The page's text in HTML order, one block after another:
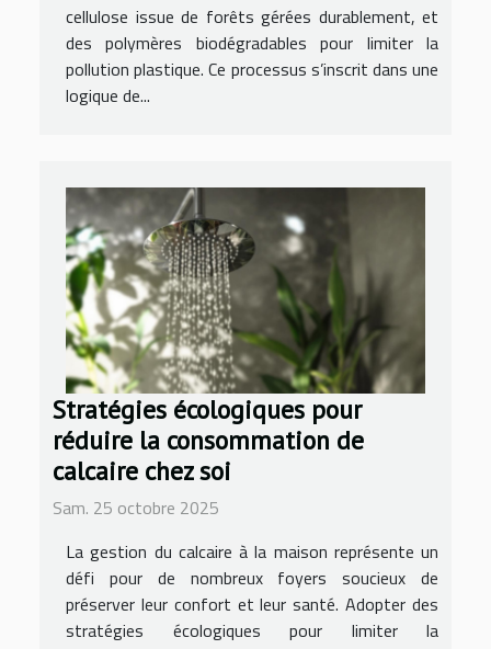
cellulose issue de forêts gérées durablement, et
des polymères biodégradables pour limiter la
pollution plastique. Ce processus s’inscrit dans une
logique de...
Stratégies écologiques pour
réduire la consommation de
calcaire chez soi
Sam. 25 octobre 2025
La gestion du calcaire à la maison représente un
défi pour de nombreux foyers soucieux de
préserver leur confort et leur santé. Adopter des
stratégies écologiques pour limiter la